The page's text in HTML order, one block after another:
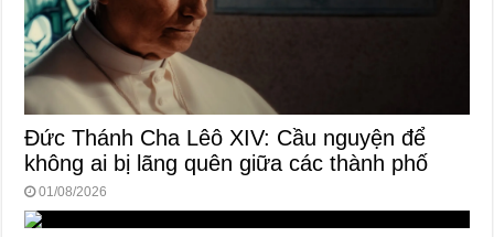
Đức Thánh Cha Lêô XIV: Cầu nguyện để
không ai bị lãng quên giữa các thành phố
01/08/2026